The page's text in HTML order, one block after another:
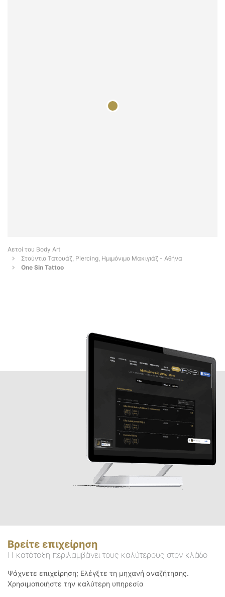
Αετοί του Body Art
Στούντιο Τατουάζ, Piercing, Ημιμόνιμο Μακιγιάζ - Αθήνα
One Sin Tattoo
Βρείτε επιχείρηση
Η κατάταξη περιλαμβάνει τους καλύτερους στον κλάδο
Ψάχνετε επιχείρηση; Ελέγξτε τη μηχανή αναζήτησης.
Χρησιμοποιήστε την καλύτερη υπηρεσία